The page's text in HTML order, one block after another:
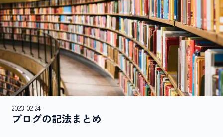
2023 02 24
ブログの​記法まとめ